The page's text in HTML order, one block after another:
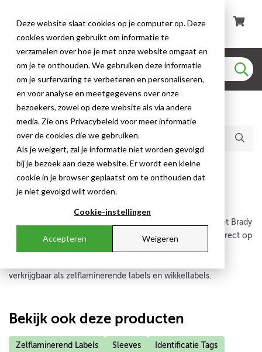
Deze website slaat cookies op je computer op. Deze
cookies worden gebruikt om informatie te
verzamelen over hoe je met onze website omgaat en
om je te onthouden. We gebruiken deze informatie
om je surfervaring te verbeteren en personaliseren,
en voor analyse en meetgegevens over onze
bezoekers, zowel op deze website als via andere
media. Zie ons Privacybeleid voor meer informatie
over de cookies die we gebruiken.
Als je weigert, zal je informatie niet worden gevolgd
bij je bezoek aan deze website. Er wordt een kleine
cookie in je browser geplaatst om te onthouden dat
je niet gevolgd wilt worden.
Cookie-instellingen
Accepteren Weigeren
Huidige producten (112)
Draad- & Kabelcoderingen
APPLICATOR LABELS
Applicator labels zijn speciaal ontwikkeld voor gebruik met Brady
applicator printers die labels automatisch bedrukken en direct op
de draad of kabel aanbrengen. Voor snelle en consistente
verkrijgbaar als zelflaminerende labels en wikkellabels.
Bekijk ook deze producten
Zelflaminerend Labels Sleeves Identificatie Tags